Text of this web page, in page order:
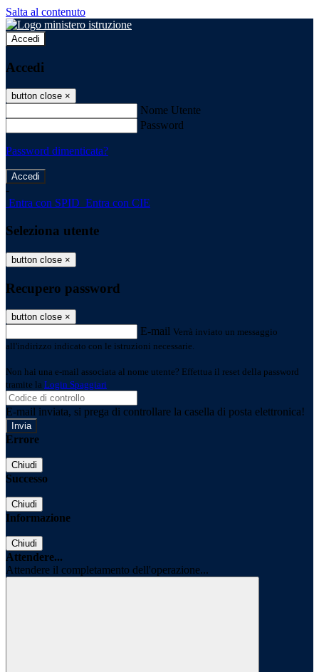
Salta al contenuto
Accedi
Accedi
button close ×
Nome Utente
Password
Password dimenticata?
-
Entra con SPID Entra con CIE
Seleziona utente
button close ×
Recupero password
button close ×
E-mail Verrà inviato un messaggio
all'indirizzo indicato con le istruzioni necessarie.
Non hai una e-mail associata al nome utente? Effettua il reset della password
tramite la Login Spaggiari
E-mail inviata, si prega di controllare la casella di posta elettronica!
Errore
Chiudi
Successo
Chiudi
Informazione
Chiudi
Attendere...
Attendere il completamento dell'operazione...